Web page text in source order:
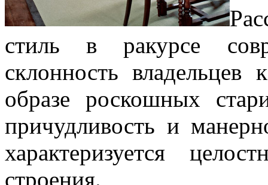
стиль в ракурсе
склонность
образе роскошных
причудливость и
характеризуется
строения.